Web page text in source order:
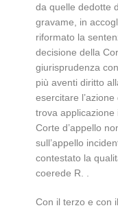
da quelle dedotte
gravame, in
riformato la
decisione della
giurisprudenza
più aventi diritto
esercitare
trova
Corte d’appello
sull’appello
contestato la
coerede R. .
Con il terzo e con